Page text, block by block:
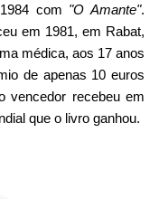
com "O Amante".
em 1981, em Rabat,
médica, aos 17 anos
de apenas 10 euros
vencedor recebeu em
que o livro ganhou.